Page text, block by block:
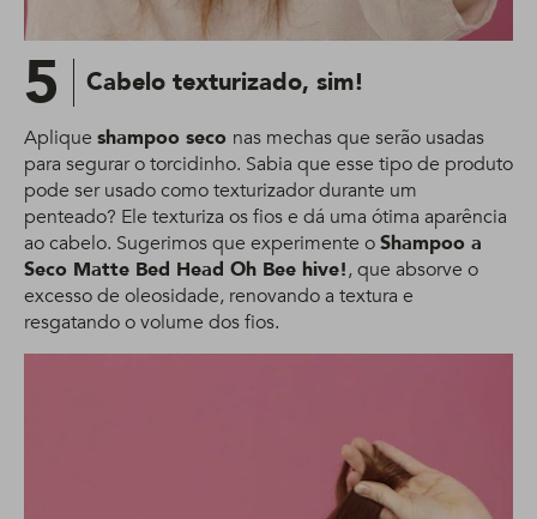
5 Cabelo texturizado, sim!
Aplique shampoo seco nas mechas que serão usadas
para segurar o torcidinho. Sabia que esse tipo de produto
pode ser usado como texturizador durante um
penteado? Ele texturiza os fios e dá uma ótima aparência
ao cabelo. Sugerimos que experimente oShampoo a
Seco Matte Bed Head Oh Bee hive!, que absorve o
excesso de oleosidade, renovando a textura e
resgatando o volume dos fios.